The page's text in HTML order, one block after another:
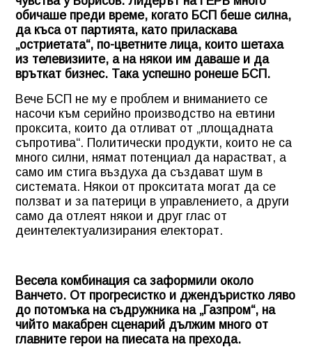
обичаше преди време, когато БСП беше силна,
да къса от партията, като приласкава
„остриетата“, по-цветните лица, които шетаха
из телевизиите, а на някои им даваше и да
връткат бизнес. Така успешно ронеше БСП.
Вече БСП не му е проблем и вниманието се
насочи към серийно производство на евтини
проксита, които да отливат от „площадната
съпротива“. Политически продукти, които не са
много силни, нямат потенциал да нарастват, а
само им стига въздуха да създават шум в
системата. Някои от прокситата могат да се
ползват и за патерици в управлението, а други
само да отлеят някои и друг глас от
деинтелектуализирания електорат.
Весела комбинация са заформили около
Ванчето. От прогресистко и джендъристко ляво
до потомъка на съдружника на „Газпром“, на
чийто макабрен сценарий дължим много от
главните герои на пиесата на прехода.